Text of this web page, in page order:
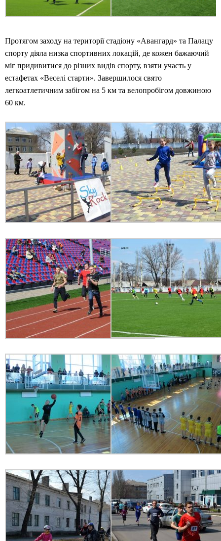
Протягом заходу на території стадіону «Авангард» та Палацу
спорту діяла низка спортивних локацій, де кожен бажаючий
міг придивитися до різних видів спорту, взяти участь у
естафетах «Веселі старти». Завершилося свято
легкоатлетичним забігом на 5 км та велопробігом довжиною
60 км.